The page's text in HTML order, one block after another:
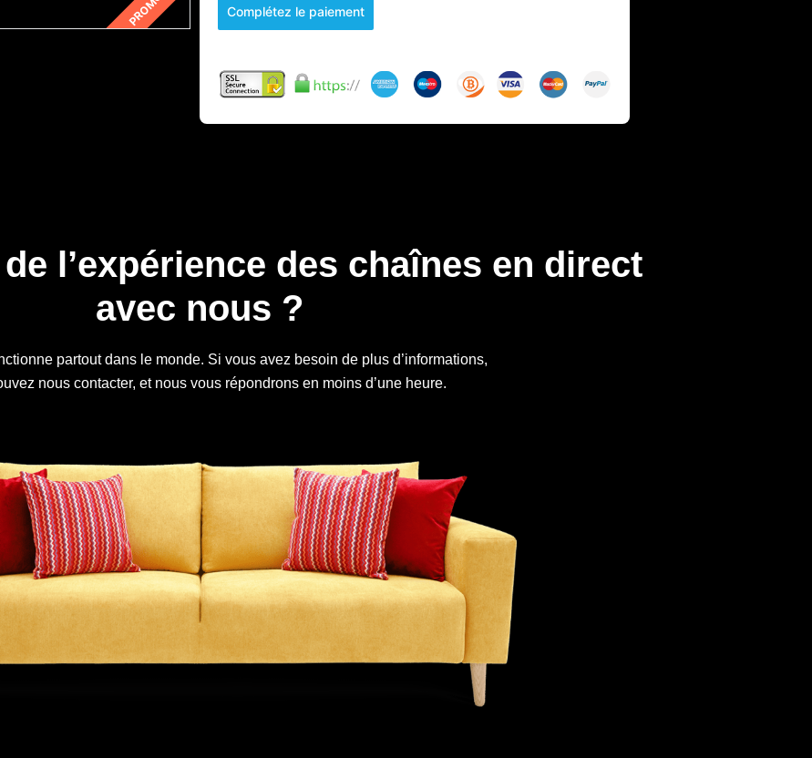
Complétez le paiement
l’expérience des chaînes en direct
avec nous ?
partout dans le monde. Si vous avez besoin de plus d’informations,
nous contacter, et nous vous répondrons en moins d’une heure.